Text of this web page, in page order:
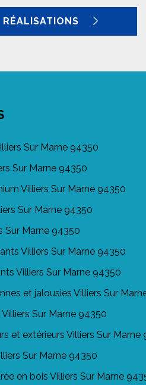
Sur Marne 94350
Sur Marne 94350
Villiers Sur Marne 94350
Sur Marne 94350
Sur Marne 94350
Villiers Sur Marne 94350
Villiers Sur Marne 94350
et jalousies Villiers Sur
Sur Marne 94350
et extérieurs Villiers Sur Marne
Sur Marne 94350
en bois Villiers Sur Marne